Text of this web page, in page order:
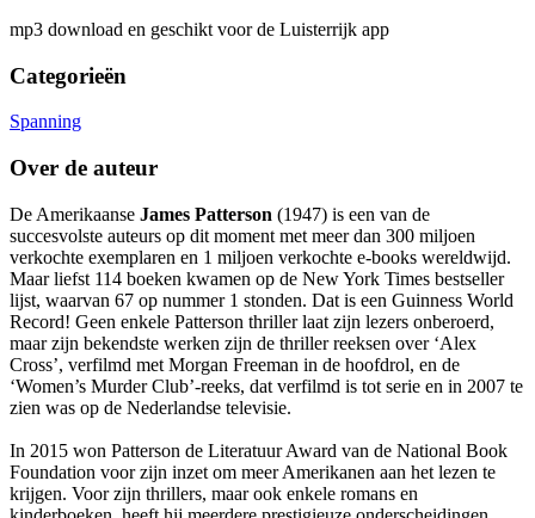
mp3 download en geschikt voor de Luisterrijk app
Categorieën
Spanning
Over de auteur
De Amerikaanse James Patterson (1947) is een van de
succesvolste auteurs op dit moment met meer dan 300 miljoen
verkochte exemplaren en 1 miljoen verkochte e-books wereldwijd.
Maar liefst 114 boeken kwamen op de New York Times bestseller
lijst, waarvan 67 op nummer 1 stonden. Dat is een Guinness World
Record! Geen enkele Patterson thriller laat zijn lezers onberoerd,
maar zijn bekendste werken zijn de thriller reeksen over ‘Alex
Cross’, verfilmd met Morgan Freeman in de hoofdrol, en de
‘Women’s Murder Club’-reeks, dat verfilmd is tot serie en in 2007 te
zien was op de Nederlandse televisie.
In 2015 won Patterson de Literatuur Award van de National Book
Foundation voor zijn inzet om meer Amerikanen aan het lezen te
krijgen. Voor zijn thrillers, maar ook enkele romans en